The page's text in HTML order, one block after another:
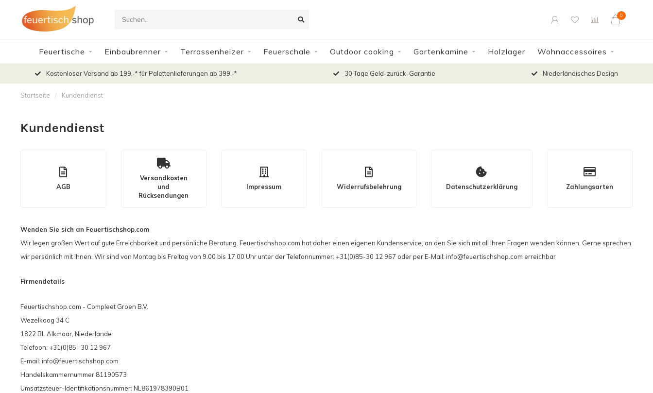
0
Feuertische Einbaubrenner Terrassenheizer Feuerschale Outdoor cooking Gartenkamine Holzlager Wohnaccessoires
Kostenloser Versand ab 199,-* für Palettenlieferungen ab 399,-* 30 Tage Geld-zurück-Garantie Niederländisches Design
Startseite / Kundendienst
Kundendienst
AGB
Versandkosten
und
Rücksendungen
Impressum Widerrufsbelehrung Datenschutzerklärung Zahlungsarten
Wenden Sie sich an Feuertischshop.com
Wir legen großen Wert auf gute Erreichbarkeit und persönliche Beratung. Feuertischshop.com hat daher einen eigenen Kundenservice, an den Sie sich mit all Ihren Fragen wenden können. Gerne sprechen
wir persönlich mit Ihnen. Wir sind von Montag bis Freitag von 9.00 bis 17.00 Uhr unter der Telefonnummer: +31(0)85-30 12 967 oder per E-Mail: info@feuertischshop.com erreichbar
Firmendetails
Feuertischshop.com - Compleet Groen B.V.
Wezelkoog 34 C
1822 BL Alkmaar, Niederlande
Telefoon: +31(0)85- 30 12 967
E-mail: info@feuertischshop.com
Handelskammernummer 81190573
Umsatzsteuer-Identifikationsnummer: NL861978390B01